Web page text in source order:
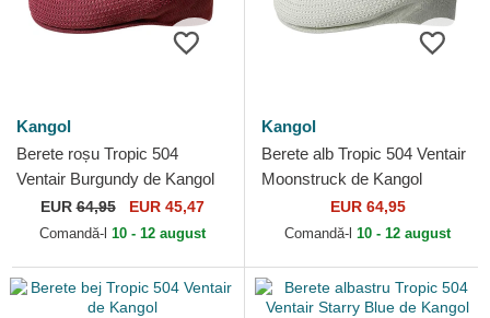
Kangol
Berete roșu Tropic 504
Ventair Burgundy de Kangol
EUR64,95 EUR 45,47
Comandă-l 10 - 12 august
Kangol
Berete alb Tropic 504 Ventair
Moonstruck de Kangol
EUR 64,95
Comandă-l 10 - 12 august